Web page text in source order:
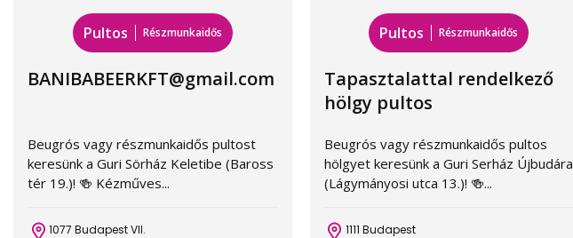
Pultos Részmunkaidős
BANIBABEERKFT@gmail.com
Beugrós vagy részmunkaidős pultost
keresünk a Guri Sörház Keletibe (Baross
tér 19.)! 🍻 Kézműves...
1077 Budapest VII.
Pultos Részmunkaidős
Tapasztalattal rendelkező
hölgy pultos
Beugrós vagy részmunkaidős pultos
hölgyet keresünk a Guri Serház Újbudára
(Lágymányosi utca 13.)! 🍻...
1111 Budapest